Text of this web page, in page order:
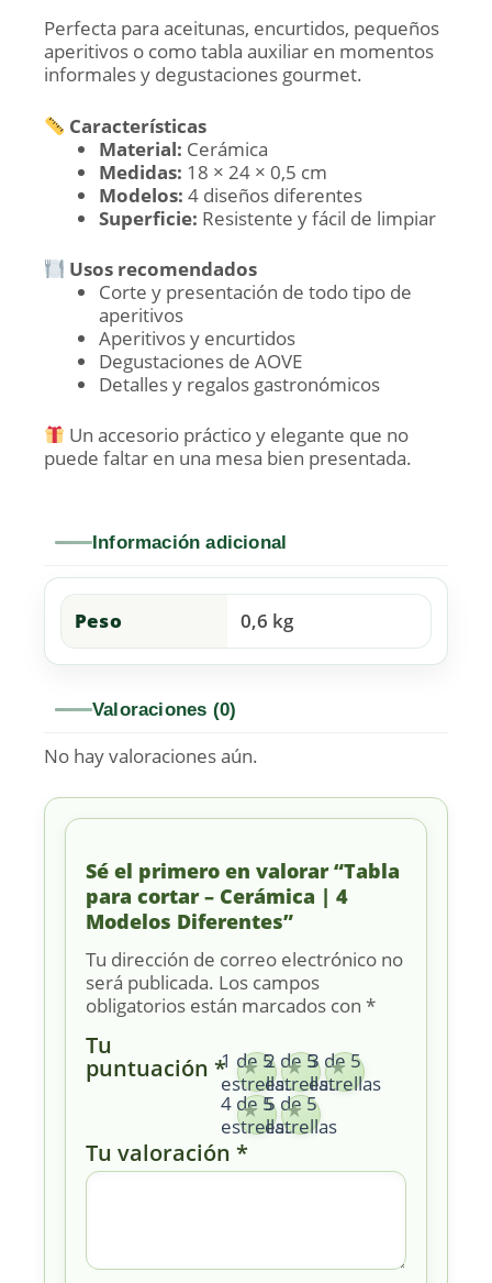
Perfecta para aceitunas, encurtidos, pequeños
aperitivos o como tabla auxiliar en momentos
informales y degustaciones gourmet.
Características
Material: Cerámica
Medidas: 18 × 24 × 0,5 cm
Modelos: 4 diseños diferentes
Superficie: Resistente y fácil de limpiar
Usos recomendados
Corte y presentación de todo tipo de
aperitivos
Aperitivos y encurtidos
Degustaciones de AOVE
Detalles y regalos gastronómicos
Un accesorio práctico y elegante que no
puede faltar en una mesa bien presentada.
Información adicional
Peso 0,6 kg
Valoraciones (0)
No hay valoraciones aún.
Sé el primero en valorar “Tabla
para cortar – Cerámica | 4
Modelos Diferentes”
Tu dirección de correo electrónico no
será publicada. Los campos
obligatorios están marcados con *
Tu
puntuación *1 de 5
estrellas
2 de 5
estrellas
3 de 5
estrellas
4 de 5
estrellas
5 de 5
estrellas
Tu valoración *